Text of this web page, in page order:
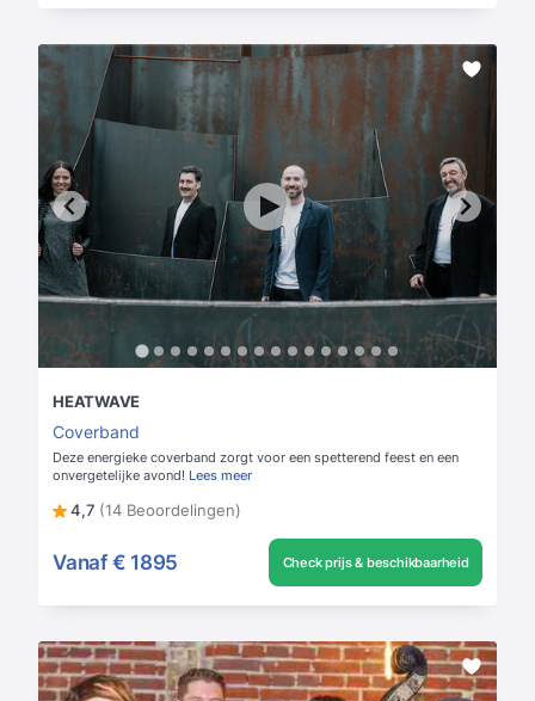
HEATWAVE
Coverband
Deze energieke coverband zorgt voor een spetterend feest en een
onvergetelijke avond! Lees meer
4,7 (14 Beoordelingen)
Vanaf € 1895 Check prijs & beschikbaarheid